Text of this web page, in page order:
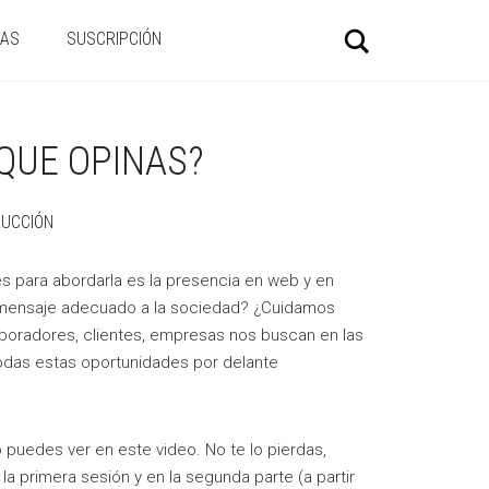
SUSCRIPCIÓN
OPINAS?
para abordarla es la presencia en web y en
adecuado a la sociedad? ¿Cuidamos
clientes, empresas nos buscan en las
estas oportunidades por delante
ver en este video. No te lo pierdas,
primera sesión y en la segunda parte (a partir